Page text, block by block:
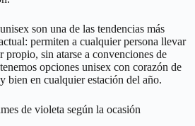
son una de las tendencias más
permiten a cualquier persona llevar
propio, sin atarse a convenciones de
opciones unisex con corazón de
bien en cualquier estación del año.
de violeta según la ocasión